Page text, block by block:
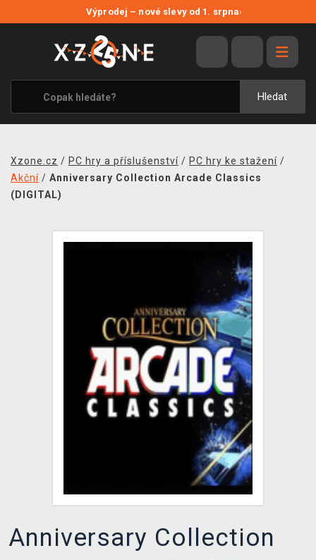
Výprodej – nové slevy od 1. srpna›
Hledat
VÝPRODEJ
VIDEOHRY
XZONE ORIGINALS
TÉMATIKY
MERCHANDISE
TCG & BOARDGAME HUB
Xzone.cz / PC hry a příslušenství / PC hry ke stažení /
Akční / Anniversary Collection Arcade Classics
(DIGITAL)
Anniversary Collection